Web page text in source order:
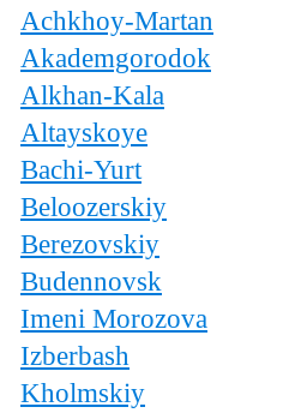
Achkhoy-Martan
Akademgorodok
Alkhan-Kala
Altayskoye
Bachi-Yurt
Beloozerskiy
Berezovskiy
Budennovsk
Imeni Morozova
Izberbash
Kholmskiy